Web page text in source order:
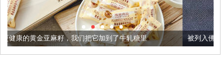
我们把它加到了牛轧糖里 被列入佛家七宝的它到底有多美